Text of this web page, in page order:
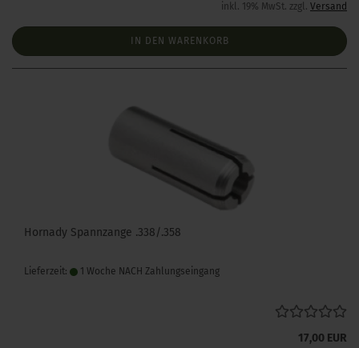
inkl. 19% MwSt. zzgl. Versand
IN DEN WARENKORB
Hornady Spannzange .338/.358
Lieferzeit: 1 Woche NACH Zahlungseingang
17,00 EUR